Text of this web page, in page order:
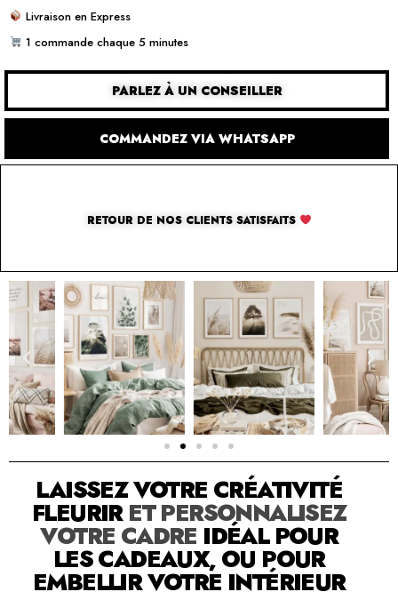
Livraison en Express
1 commande chaque 5 minutes
PARLEZ À UN CONSEILLER
COMMANDEZ VIA WHATSAPP
RETOUR DE NOS CLIENTS SATISFAITS
SOLUTION PAR THE LUXURY BOX & CO
LAISSEZ VOTRE CRÉATIVITÉ
FLEURIRET PERSONNALISEZ
VOTRE CADRE IDÉAL POUR
LES CADEAUX, OU POUR
EMBELLIR VOTRE INTÉRIEUR